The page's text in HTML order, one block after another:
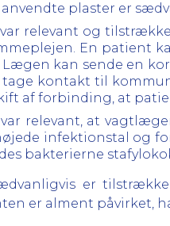
anvendte plaster er
relevant og
En patient
Lægen kan sende en
tage kontakt til
af forbinding, at
relevant, at
infektionstal og
bakterierne
er
er alment påvirket,